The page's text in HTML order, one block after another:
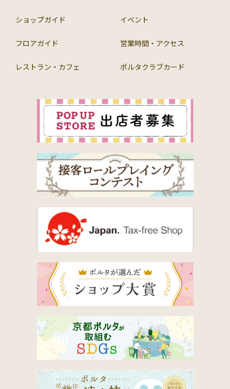
ショップガイド イベント
フロアガイド 営業時間・アクセス
レストラン・カフェ ポルタクラブカード